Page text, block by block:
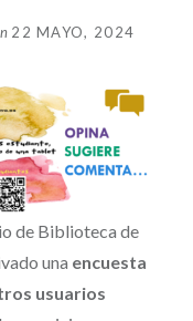
22 MAYO, 2024
de Biblioteca de
una encuesta
usuarios